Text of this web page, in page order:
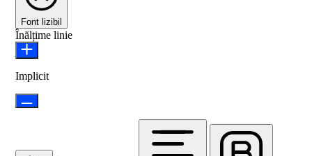
Font lizibil
Înălțime linie
Implicit